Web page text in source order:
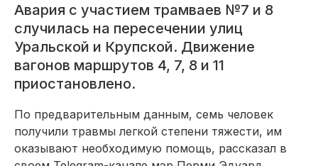
Авария с участием трамваев №7 и 8
случилась на пересечении улиц
Уральской и Крупской. Движение
вагонов маршрутов 4, 7, 8 и 11
приостановлено.
По предварительным данным, семь человек
получили травмы легкой степени тяжести, им
оказывают необходимую помощь, рассказал в